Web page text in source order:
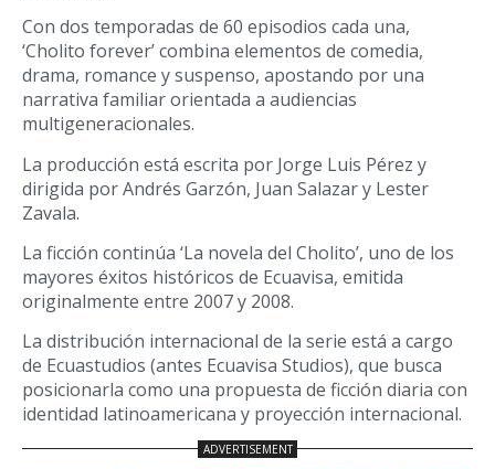
Con dos temporadas de 60 episodios cada una,
‘Cholito forever’ combina elementos de comedia,
drama, romance y suspenso, apostando por una
narrativa familiar orientada a audiencias
multigeneracionales.
La producción está escrita por Jorge Luis Pérez y
dirigida por Andrés Garzón, Juan Salazar y Lester
Zavala.
La ficción continúa ‘La novela del Cholito’, uno de los
mayores éxitos históricos de Ecuavisa, emitida
originalmente entre 2007 y 2008.
La distribución internacional de la serie está a cargo
de Ecuastudios (antes Ecuavisa Studios), que busca
posicionarla como una propuesta de ficción diaria con
identidad latinoamericana y proyección internacional.